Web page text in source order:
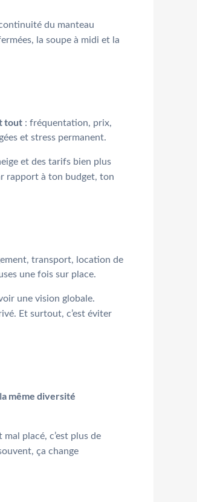
du manteau
la soupe à midi et la
tout : fréquentation, prix,
et stress permanent.
et des tarifs bien plus
rapport à ton budget, ton
transport, location de
une fois sur place.
une vision globale.
Et surtout, c’est éviter
même diversité
placé, c’est plus de
ça change